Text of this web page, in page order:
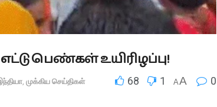
பெண்கள் உயிரிழப்பு!
முக்கிய செய்திகள் 68 1 AA 0